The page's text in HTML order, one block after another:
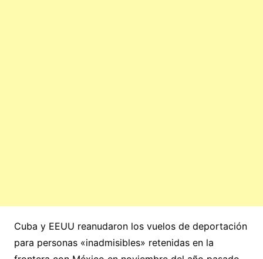
Cuba y EEUU reanudaron los vuelos de deportación
para personas «inadmisibles» retenidas en la